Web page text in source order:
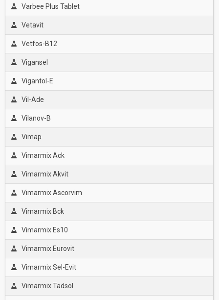
Varbee Plus Tablet
Vetavit
Vetfos-B12
Vigansel
Vigantol-E
Vil-Ade
Vilanov-B
Vimap
Vimarmix Ack
Vimarmix Akvit
Vimarmix Ascorvim
Vimarmix Bck
Vimarmix Es10
Vimarmix Eurovit
Vimarmix Sel-Evit
Vimarmix Tadsol